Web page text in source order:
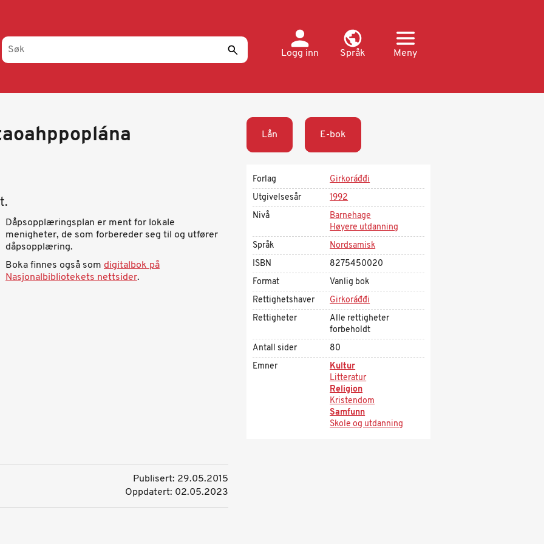
Logg inn Språk Meny
Dåpsopplæringsplan er ment for lokale
menigheter, de som forbereder seg til og utfører
dåpsopplæring.
Boka finnes også som digitalbok på
Nasjonalbibliotekets nettsider.
Publisert: 29.05.2015
Oppdatert: 02.05.2023
Lån E-bok
Forlag
Girkoráđđi
Utgivelsesår
1992
Nivå
Barnehage
Høyere utdanning
Språk
Nordsamisk
ISBN
8275450020
Format
Vanlig bok
Rettighetshaver
Girkoráđđi
Rettigheter
Alle rettigheter
forbeholdt
Antall sider
80
Emner
Kultur
Litteratur
Religion
Kristendom
Samfunn
Skole og utdanning